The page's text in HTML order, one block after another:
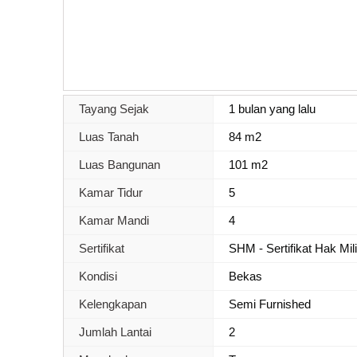
Tayang Sejak 1 bulan yang lalu
Luas Tanah 84 m2
Luas Bangunan 101 m2
Kamar Tidur 5
Kamar Mandi 4
Sertifikat SHM - Sertifikat Hak
Kondisi Bekas
Kelengkapan Semi Furnished
Jumlah Lantai 2